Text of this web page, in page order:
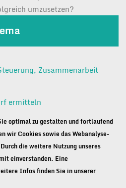
umzusetzen?
Zusammenarbeit
ermitteln
entwickeln und umsetzen
gGmbH |
optimal zu gestalten und fortlaufend
wir Cookies sowie das Webanalyse-
die weitere Nutzung unseres
einverstanden. Eine
Infos finden Sie in unserer